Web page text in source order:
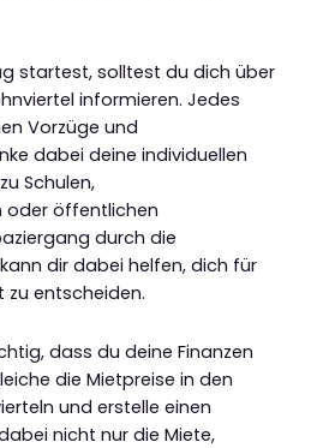
startest, solltest du dich über
informieren. Jedes
Vorzüge und
dabei deine individuellen
Schulen,
oder öffentlichen
durch die
dir dabei helfen, dich für
entscheiden.
dass du deine Finanzen
die Mietpreise in den
und erstelle einen
nicht nur die Miete,